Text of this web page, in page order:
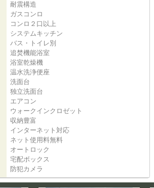
耐震構造
ガスコンロ
コンロ２口以上
システムキッチン
バス・トイレ別
追焚機能浴室
浴室乾燥機
温水洗浄便座
洗面台
独立洗面台
エアコン
ウォークインクロゼット
収納豊富
インターネット対応
ネット使用料無料
オートロック
宅配ボックス
防犯カメラ